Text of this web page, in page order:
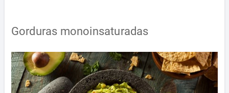
Gorduras monoinsaturadas